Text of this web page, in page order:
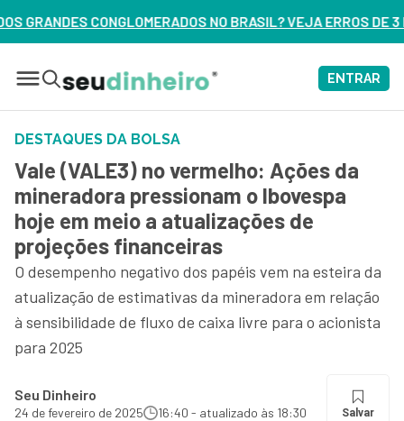
NO BRASIL? VEJA ERROS DE 3 DELES – ASSISTA AGORA
ENTRAR
DESTAQUES DA BOLSA
Vale (VALE3) no vermelho: Ações da
mineradora pressionam o Ibovespa
hoje em meio a atualizações de
projeções financeiras
O desempenho negativo dos papéis vem na esteira da
atualização de estimativas da mineradora em relação
à sensibilidade de fluxo de caixa livre para o acionista
para 2025
Seu Dinheiro
24 de fevereiro de 2025 16:40 - atualizado às 18:30 Salvar